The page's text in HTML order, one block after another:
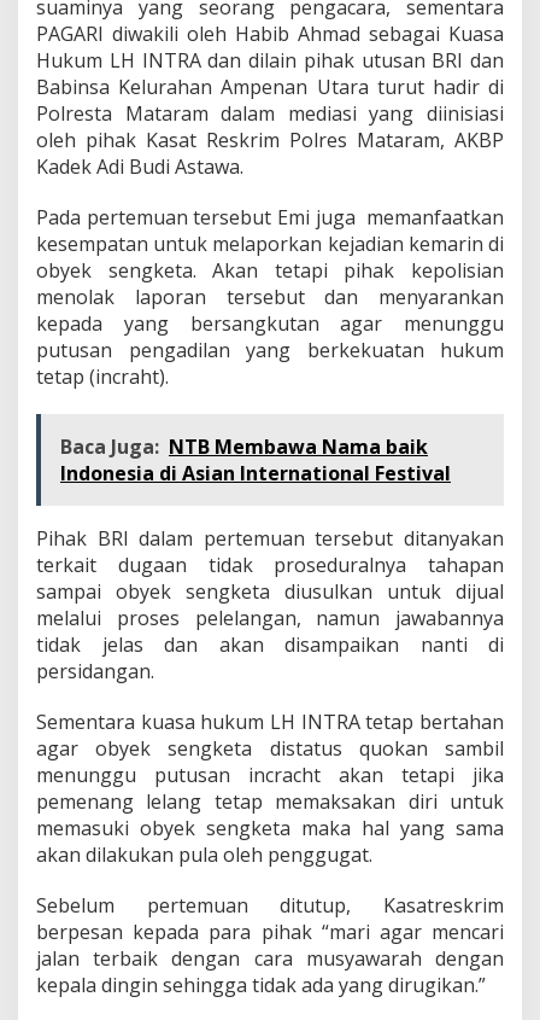
suaminya yang seorang pengacara, sementara
PAGARI diwakili oleh Habib Ahmad sebagai Kuasa
Hukum LH INTRA dan dilain pihak utusan BRI dan
Babinsa Kelurahan Ampenan Utara turut hadir di
Polresta Mataram dalam mediasi yang diinisiasi
oleh pihak Kasat Reskrim Polres Mataram, AKBP
Kadek Adi Budi Astawa.
Pada pertemuan tersebut Emi juga memanfaatkan
kesempatan untuk melaporkan kejadian kemarin di
obyek sengketa. Akan tetapi pihak kepolisian
menolak laporan tersebut dan menyarankan
kepada yang bersangkutan agar menunggu
putusan pengadilan yang berkekuatan hukum
tetap (incraht).
Baca Juga: NTB Membawa Nama baik
Indonesia di Asian International Festival
Pihak BRI dalam pertemuan tersebut ditanyakan
terkait dugaan tidak proseduralnya tahapan
sampai obyek sengketa diusulkan untuk dijual
melalui proses pelelangan, namun jawabannya
tidak jelas dan akan disampaikan nanti di
persidangan.
Sementara kuasa hukum LH INTRA tetap bertahan
agar obyek sengketa distatus quokan sambil
menunggu putusan incracht akan tetapi jika
pemenang lelang tetap memaksakan diri untuk
memasuki obyek sengketa maka hal yang sama
akan dilakukan pula oleh penggugat.
Sebelum pertemuan ditutup, Kasatreskrim
berpesan kepada para pihak “mari agar mencari
jalan terbaik dengan cara musyawarah dengan
kepala dingin sehingga tidak ada yang dirugikan.”